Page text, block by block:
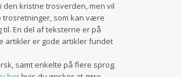
den kristne trosverden, men vil
trosretninger, som kan være
En del af teksterne er på
artikler er gode artikler fundet
samt enkelte på flere sprog.